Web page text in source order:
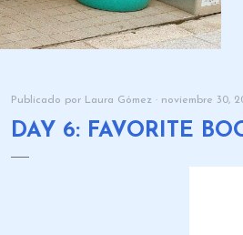
Publicado por Laura Gómez noviembre 30,
DAY 6: FAVORITE